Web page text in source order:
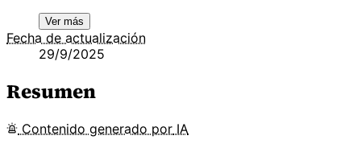
Ver más
Fecha de actualización
29/9/2025
Resumen
Contenido generado por IA